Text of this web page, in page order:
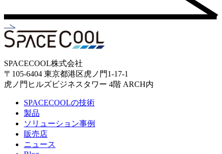
SPACECOOL株式会社
〒105-6404 東京都港区虎ノ門1-17-1
虎ノ門ヒルズビジネスタワー 4階 ARCH内
SPACECOOLの技術
製品
ソリューション事例
販売店
ニュース